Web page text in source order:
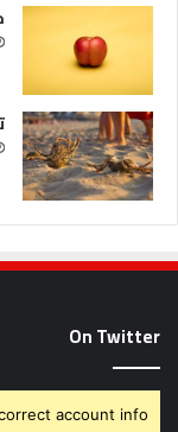
On Twitter
account info.